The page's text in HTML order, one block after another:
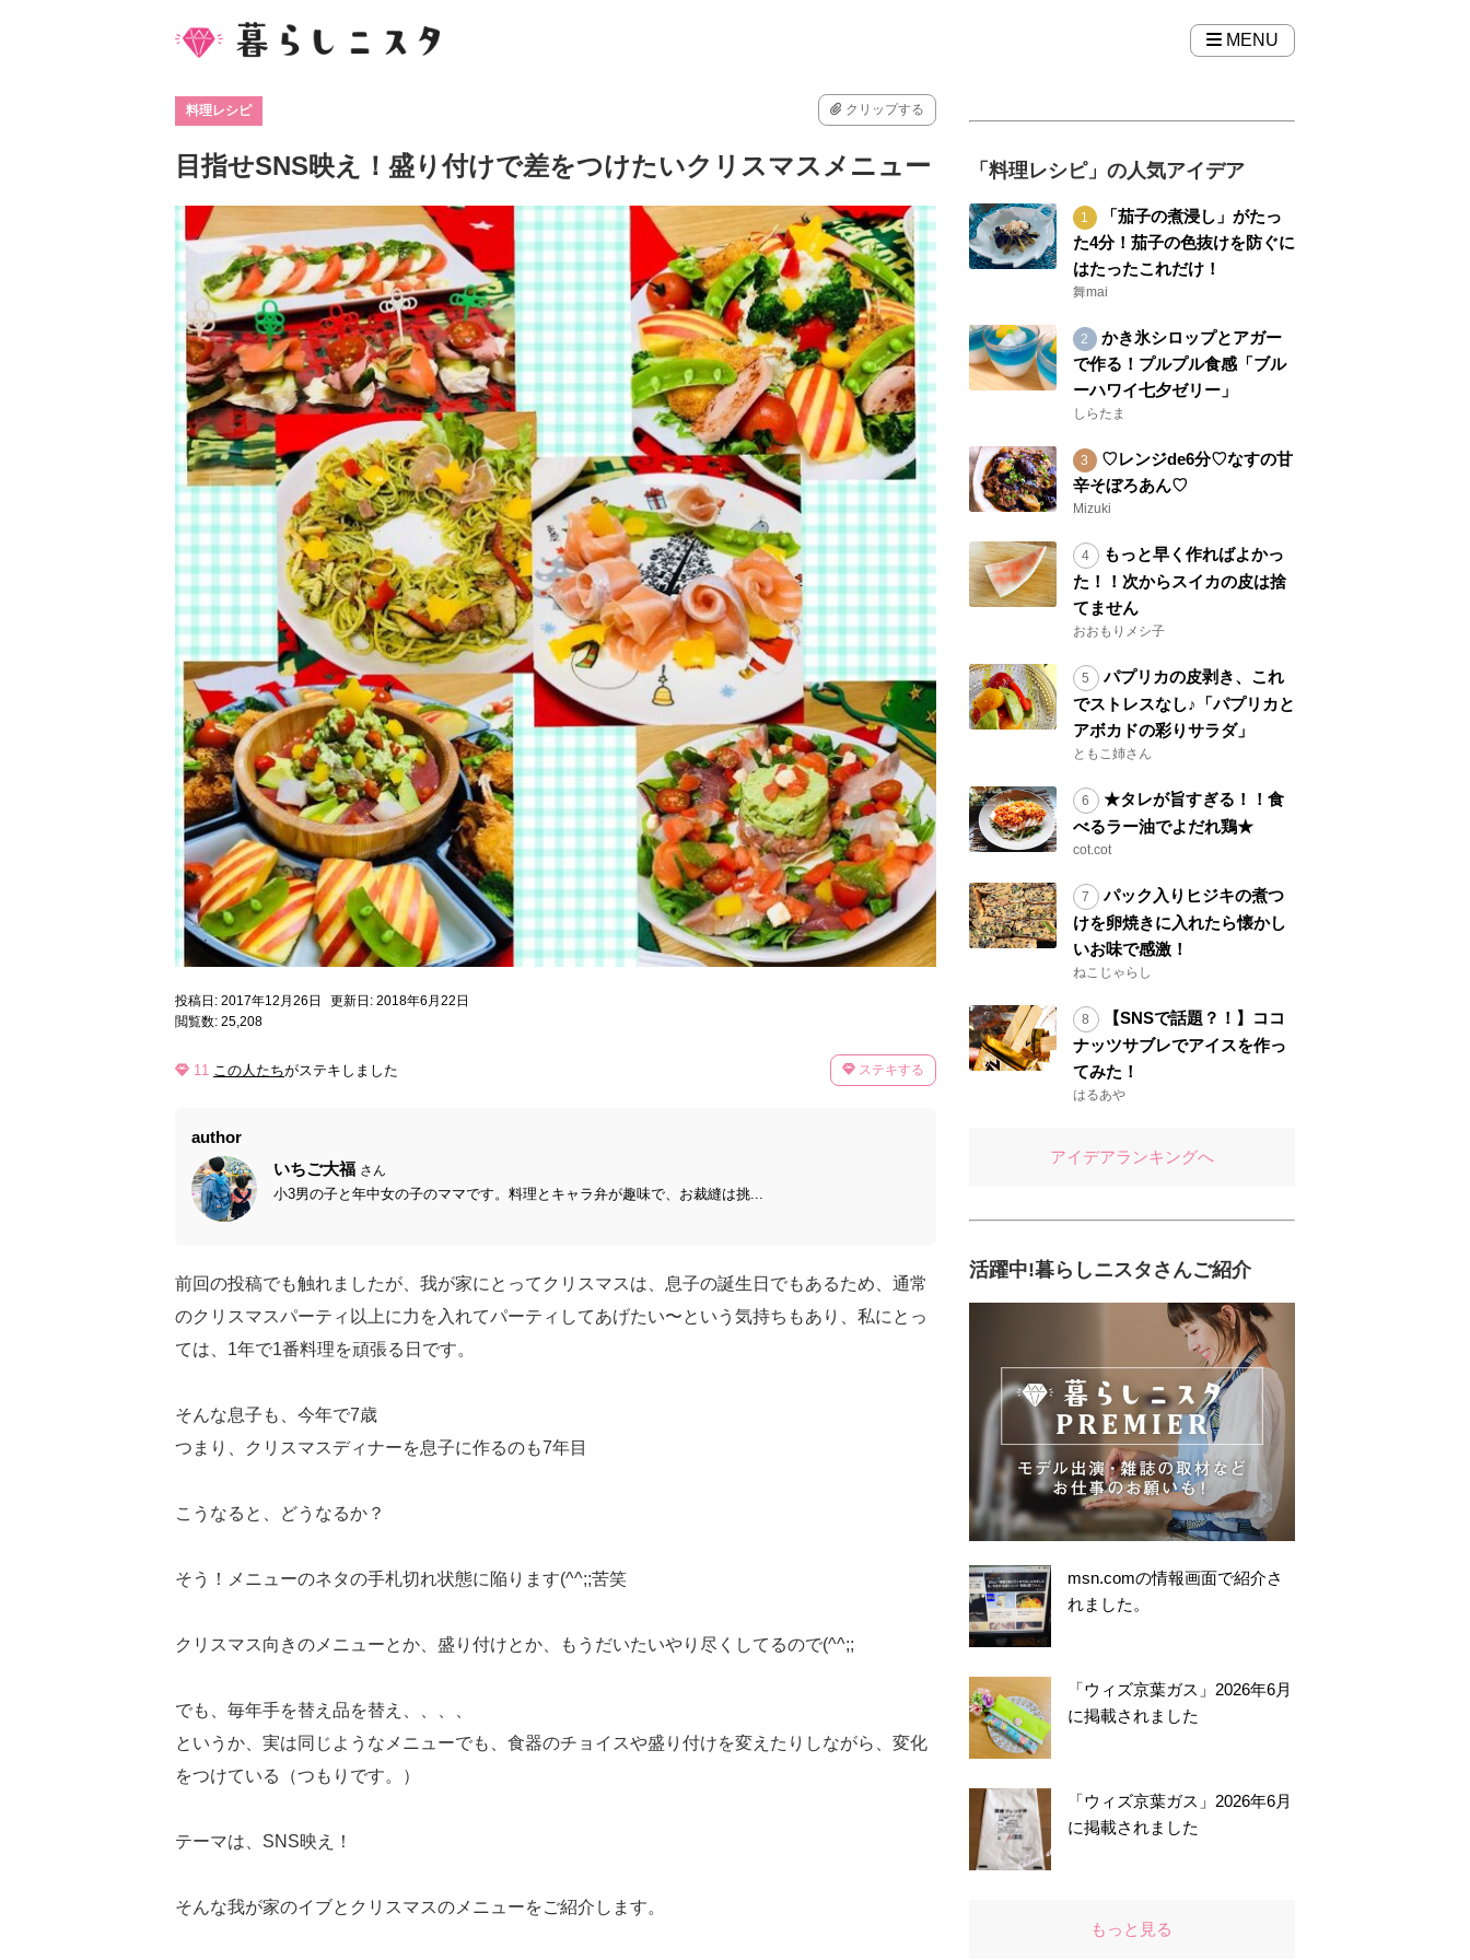
MENU
料理レシピ クリップする
目指せSNS映え！盛り付けで差をつけたいクリスマスメニュー
投稿日: 2017年12月26日
更新日: 2018年6月22日
閲覧数: 25,208
11 この人たちがステキしました ステキする
author
いちご大福 さん
小3男の子と年中女の子のママです。料理とキャラ弁が趣味で、お裁縫は挑...
前回の投稿でも触れましたが、我が家にとってクリスマスは、息子の誕生日でもあるため、通常
のクリスマスパーティ以上に力を入れてパーティしてあげたい〜という気持ちもあり、私にとっ
ては、1年で1番料理を頑張る日です。
そんな息子も、今年で7歳
つまり、クリスマスディナーを息子に作るのも7年目
こうなると、どうなるか？
そう！メニューのネタの手札切れ状態に陥ります(^^;;苦笑
クリスマス向きのメニューとか、盛り付けとか、もうだいたいやり尽くしてるので(^^;;
でも、毎年手を替え品を替え、、、、
というか、実は同じようなメニューでも、食器のチョイスや盛り付けを変えたりしながら、変化
をつけている（つもりです。）
テーマは、SNS映え！
そんな我が家のイブとクリスマスのメニューをご紹介します。
「料理レシピ」の人気アイデア
「茄子の煮浸し」がたっ
た4分！茄子の色抜けを防ぐに
はたったこれだけ！
舞mai
かき氷シロップとアガー
で作る！プルプル食感「ブル
ーハワイ七夕ゼリー」
しらたま
♡レンジde6分♡なすの甘
辛そぼろあん♡
Mizuki
もっと早く作ればよかっ
た！！次からスイカの皮は捨
てません
おおもりメシ子
パプリカの皮剥き、これ
でストレスなし♪「パプリカと
アボカドの彩りサラダ」
ともこ姉さん
★タレが旨すぎる！！食
べるラー油でよだれ鶏★
cot.cot
パック入りヒジキの煮つ
けを卵焼きに入れたら懐かし
いお味で感激！
ねこじゃらし
【SNSで話題？！】ココ
ナッツサブレでアイスを作っ
てみた！
はるあや
アイデアランキングへ
活躍中!暮らしニスタさんご紹介
msn.comの情報画面で紹介さ
れました。
「ウィズ京葉ガス」2026年6月
に掲載されました
「ウィズ京葉ガス」2026年6月
に掲載されました
もっと見る